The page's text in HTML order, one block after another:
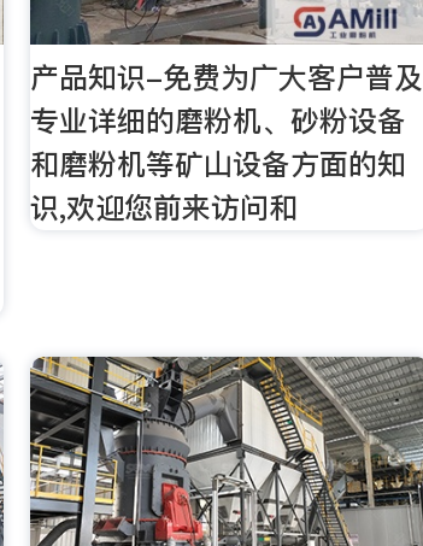
产品知识-免费为广大客户普及
专业详细的磨粉机、砂粉设备
和磨粉机等矿山设备方面的知
识,欢迎您前来访问和